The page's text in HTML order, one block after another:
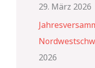
29. März 2026
2026